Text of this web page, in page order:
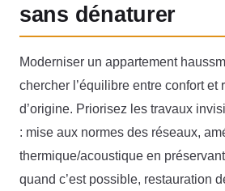
sans dénaturer
Moderniser un appartement
chercher l’équilibre entre confort et
d’origine. Priorisez les travaux
: mise aux normes des réseaux,
thermique/acoustique en
quand c’est possible, restauration